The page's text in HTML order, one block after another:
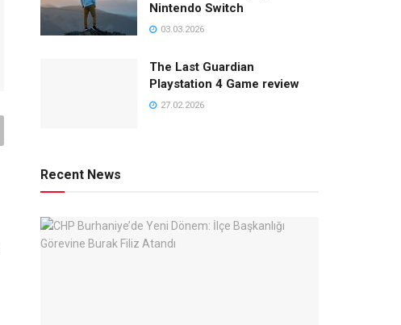
Nintendo Switch
03.03.2026
The Last Guardian
Playstation 4 Game review
27.02.2026
Recent News